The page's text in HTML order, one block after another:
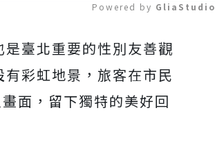
Mute
Powered by
臺北重要的性別友善觀
彩虹地景，旅客在市民
面，留下獨特的美好回